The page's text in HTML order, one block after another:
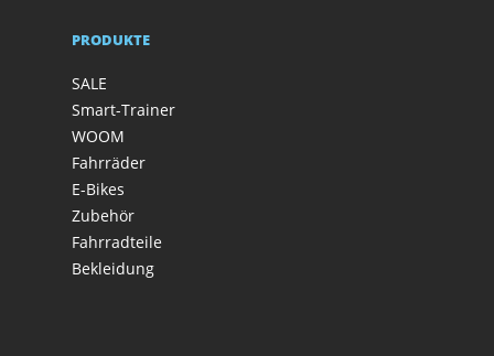
PRODUKTE
SALE
Smart-Trainer
WOOM
Fahrräder
E-Bikes
Zubehör
Fahrradteile
Bekleidung